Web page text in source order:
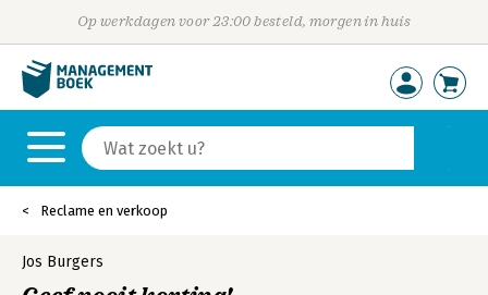
Op werkdagen voor 23:00 besteld, morgen in huis
Reclame en verkoop
Jos Burgers